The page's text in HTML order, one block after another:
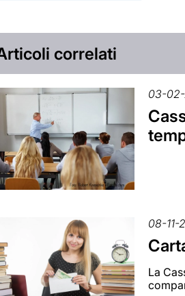
correlati
03-
08-11-
La